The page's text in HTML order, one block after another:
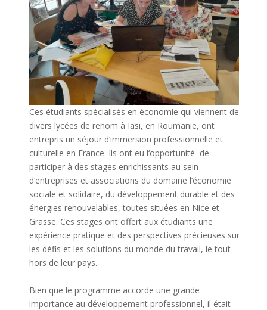
Ces étudiants spécialisés en économie qui viennent de
divers lycées de renom à Iasi, en Roumanie, ont
entrepris un séjour d’immersion professionnelle et
culturelle en France. Ils ont eu l‘opportunité de
participer à des stages enrichissants au sein
d‘entreprises et associations du domaine l’économie
sociale et solidaire, du développementdurable et des
énergies renouvelables,toutes situées en Nice et
Grasse. Ces stages ont offert aux étudiants une
expérience pratique et des perspectives précieuses sur
les défis et les solutions du monde du travail, le tout
hors de leurpays.
Bien que le programme accorde une grande
importance au développement professionnel, il était